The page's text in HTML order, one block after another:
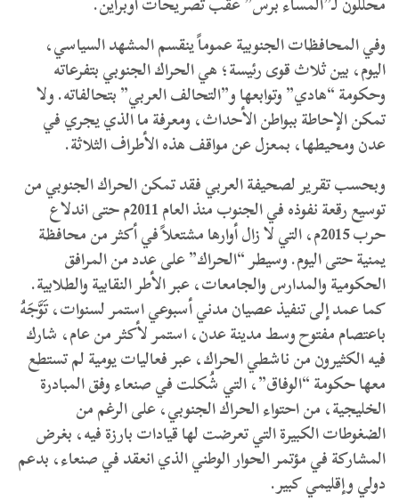
وفي المحافظات الجنوبية عموماً ينقسم المشهد السياسي،
اليوم، بين ثلاث قوى رئيسة؛ هي الحراك الجنوبي بتفرعاته
وحكومة “هادي” وتوابعها و”التحالف العربي” بتحالفاته. ولا
تمكن الإحاطة ببواطن الأحداث، ومعرفة ما الذي يجري في
عدن ومحيطها، بمعزل عن مواقف هذه الأطراف الثلاثة.
وبحسب تقرير لصحيفة العربي فقد تمكن الحراك الجنوبي من
توسيع رقعة نفوذه في الجنوب منذ العام 2011م حتى اندلاع
حرب 2015م، التي لا زال أوارها مشتعلاً في أكثر من محافظة
يمنية حتى اليوم. وسيطر “الحراك” على عدد من المرافق
الحكومية والمدارس والجامعات، عبر الأطر النقابية والطلابية.
كما عمد إلى تنفيذ عصيان مدني أسبوعي استمر لسنوات، تَوَّجَهُ
باعتصام مفتوح وسط مدينة عدن، استمر لأكثر من عام، شارك
فيه الكثيرون من ناشطي الحراك، عبر فعاليات يومية لم تستطع
معها حكومة “الوفاق”، التي شُكلت في صنعاء وفق المبادرة
الخليجية، من احتواء الحراك الجنوبي، على الرغم من
الضغوطات الكبيرة التي تعرضت لها قيادات بارزة فيه، بغرض
المشاركة في مؤتمر الحوار الوطني الذي انعقد في صنعاء، بدعم
دولي وإقليمي كبير.